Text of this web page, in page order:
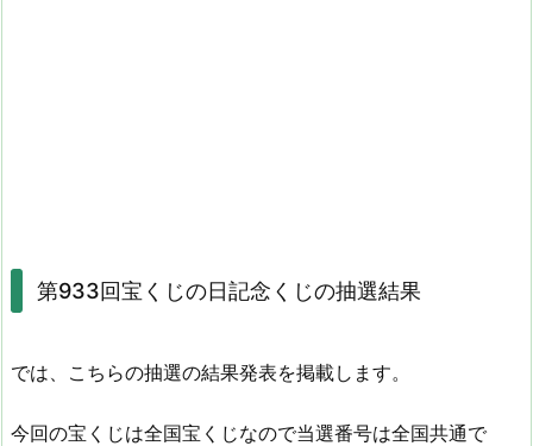
第933回宝くじの日記念くじの抽選結果
では、こちらの抽選の結果発表を掲載します。
今回の宝くじは全国宝くじなので当選番号は全国共通で